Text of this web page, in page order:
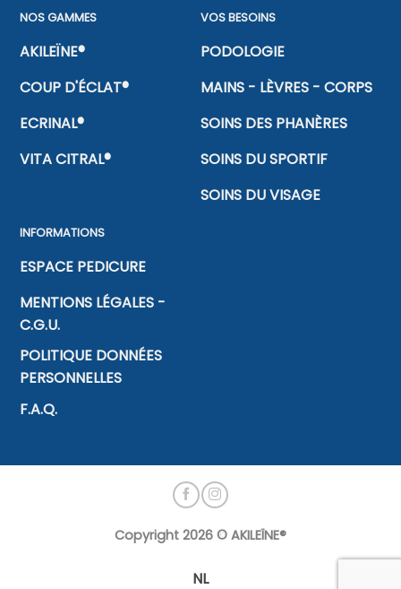
NOS GAMMES
AKILEÏNE®
COUP D'ÉCLAT®
ECRINAL®
VITA CITRAL®
VOS BESOINS
PODOLOGIE
MAINS - LÈVRES - CORPS
SOINS DES PHANÈRES
SOINS DU SPORTIF
SOINS DU VISAGE
INFORMATIONS
ESPACE PEDICURE
MENTIONS LÉGALES -
C.G.U.
POLITIQUE DONNÉES
PERSONNELLES
F.A.Q.
Copyright 2026 © AKILEÏNE®
NL